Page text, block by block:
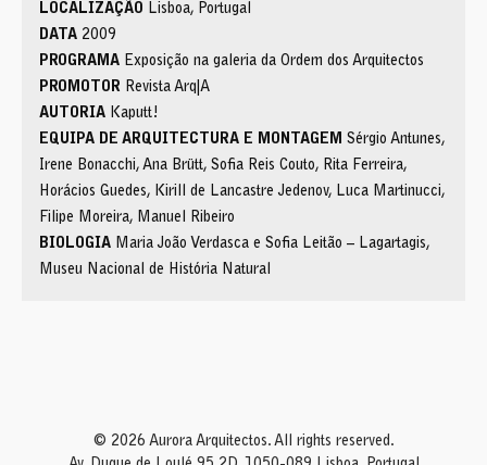
LOCALIZAÇÃO Lisboa, Portugal
DATA 2009
PROGRAMA Exposição na galeria da Ordem dos Arquitectos
PROMOTOR Revista Arq|A
AUTORIA Kaputt!
EQUIPA DE ARQUITECTURA E MONTAGEM Sérgio Antunes,
Irene Bonacchi, Ana Brütt, Sofia Reis Couto, Rita Ferreira,
Horácios Guedes, Kirill de Lancastre Jedenov, Luca Martinucci,
Filipe Moreira, Manuel Ribeiro
BIOLOGIA Maria João Verdasca e Sofia Leitão – Lagartagis,
Museu Nacional de História Natural
© 2026 Aurora Arquitectos. All rights reserved.